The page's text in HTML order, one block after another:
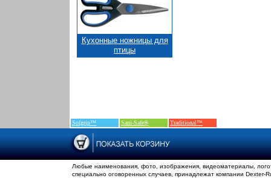
Кухонные ножницы для
птицы
Sofgrip™ Sani-Safe® Traditional™
Любые наименования, фото, изображения, видеоматериалы,
специально оговоренных случаев, принадлежат компании Dexter-